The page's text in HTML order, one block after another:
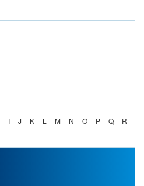
I J K L M N O P Q
R